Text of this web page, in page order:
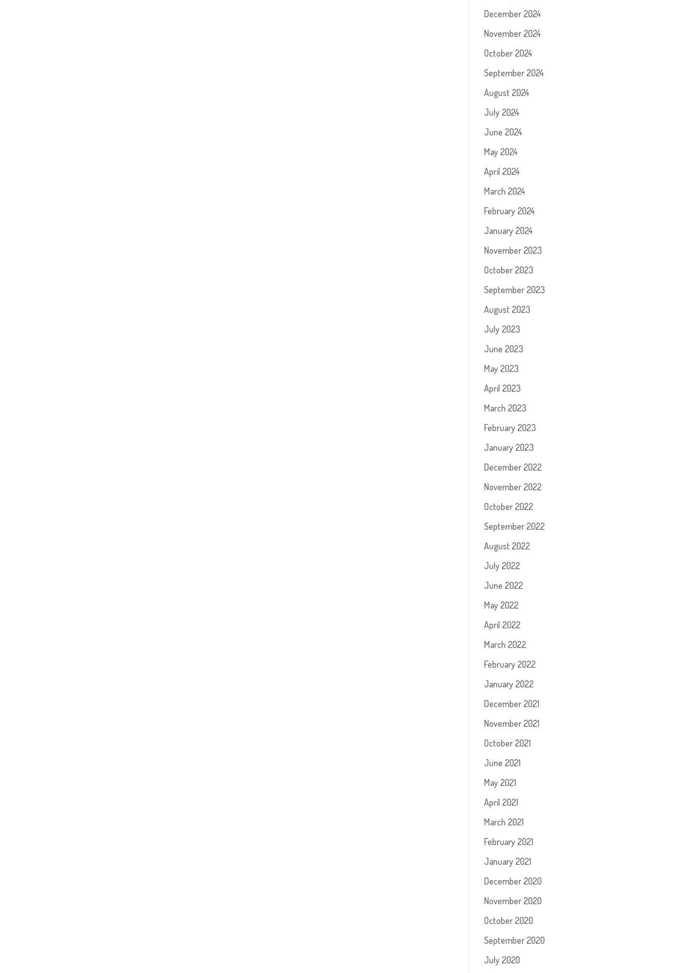
December 2024
November 2024
October 2024
September 2024
August 2024
July 2024
June 2024
May 2024
April 2024
March 2024
February 2024
January 2024
November 2023
October 2023
September 2023
August 2023
July 2023
June 2023
May 2023
April 2023
March 2023
February 2023
January 2023
December 2022
November 2022
October 2022
September 2022
August 2022
July 2022
June 2022
May 2022
April 2022
March 2022
February 2022
January 2022
December 2021
November 2021
October 2021
June 2021
May 2021
April 2021
March 2021
February 2021
January 2021
December 2020
November 2020
October 2020
September 2020
July 2020